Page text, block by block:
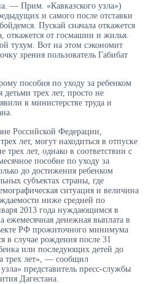
— Прим. «Кавказского узла»)
и самого после отставки
Пускай сначала откажется
откажется от госмашин и жилья.
тухум. Вот на этом сэкономит
зрения пользователь Габибат
пособия по уходу за ребенком
трех лет, просто не
в министерстве труда и
Российской Федерации,
лет, могут находиться в отпуске
трех лет, однако в соответствии с
пособие по уходу за
до достижения ребенком
субъектах страны, где
ситуация и величина
ниже средней по
2013 года нуждающимся в
ежемесячная денежная выплата в
РФ прожиточного минимума
в случае рождения после 31
или последующих детей до
трех лет», — сообщил
представитель пресс-службы
Дагестана.